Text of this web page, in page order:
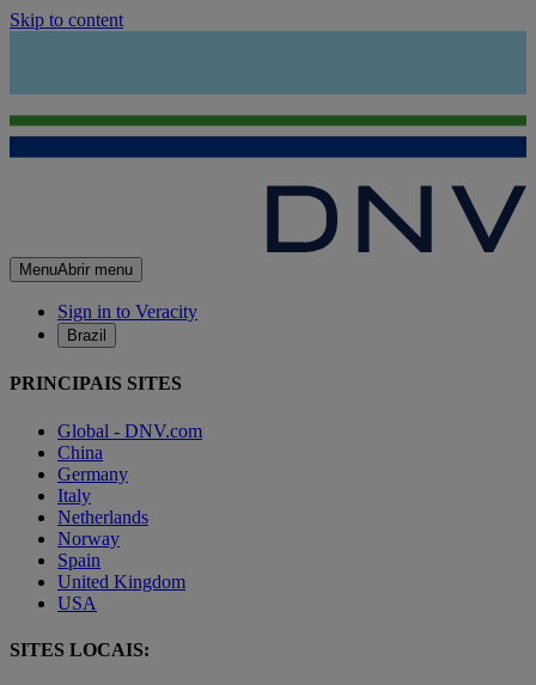
Skip to content
MenuAbrir menu
Sign in to Veracity
Brazil
PRINCIPAIS SITES
Global - DNV.com
China
Germany
Italy
Netherlands
Norway
Spain
United Kingdom
USA
SITES LOCAIS: